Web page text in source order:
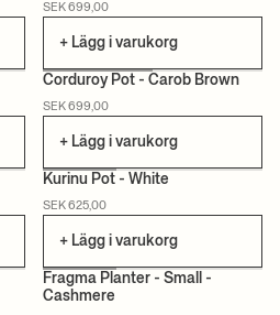
SEK 699,00
+ Lägg i varukorg
Corduroy Pot - Carob Brown
SEK 699,00
+ Lägg i varukorg
Kurinu Pot - White
SEK 625,00
+ Lägg i varukorg
Fragma Planter - Small -
Cashmere